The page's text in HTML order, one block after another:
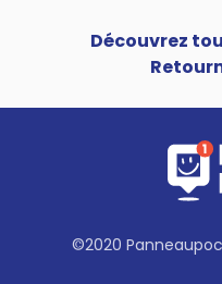
Découvrez
©2020